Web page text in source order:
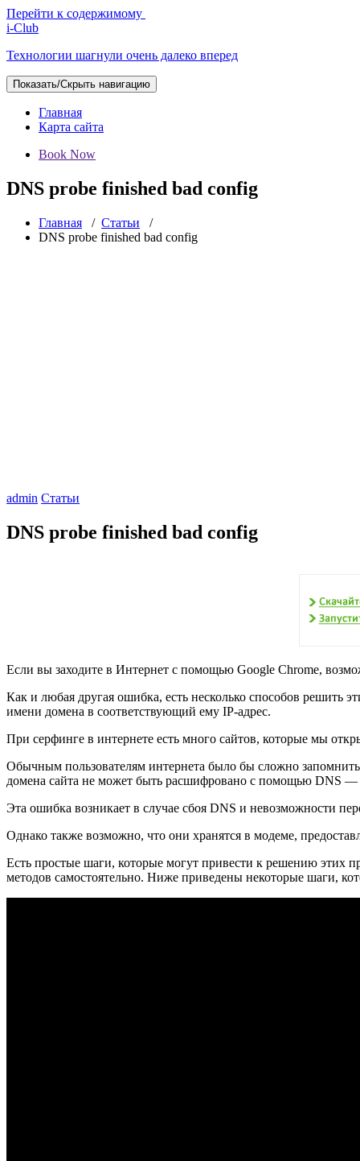
Перейти к содержимому
i-Club
Технологии шагнули очень далеко вперед
Показать/Скрыть навигацию
Главная
Карта сайта
Book Now
DNS probe finished bad config
Главная / Статьи /
DNS probe finished bad config
admin Статьи
DNS probe finished bad config
Если вы заходите в Интернет с помощью Google Chrome,
Как и любая другая ошибка, есть несколько способов решить
имени домена в соответствующий ему IP-адрес.
При серфинге в интернете есть много сайтов, которые мы
Обычным пользователям интернета было бы сложно
домена сайта не может быть расшифровано с помощью DNS —
Эта ошибка возникает в случае сбоя DNS и невозможности
Однако также возможно, что они хранятся в модеме,
Есть простые шаги, которые могут привести к решению этих
методов самостоятельно. Ниже приведены некоторые шаги,